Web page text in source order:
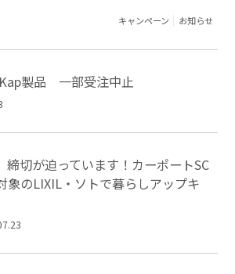
キャンペーン お知らせ
製品 一部受注中止
締切が迫っています！カーポートSC
象のLIXIL・ソトで暮らしアップキ